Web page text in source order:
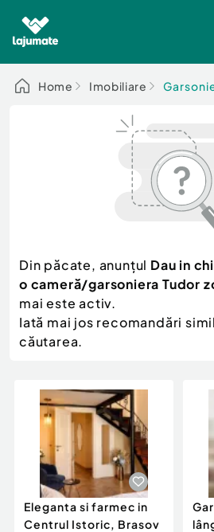
Alege categoria
Auto, moto si ambarcatiuni
Electronice si electrocasnice
Mama si copilul
Moda si frumusete
Sport, timp liber, arta
Agro si Industrie
Animale de companie
Afaceri și echipamente
Inchiriere Bunuri si Vehicule
Auto, moto si
Scutere - ATV - UTV
Autoutilitare
Ambarcatiuni
Camioane - Rulote - Remorci
Motociclete
Piese auto si accesorii
Dacia Duster
Home Imobiliare
Din păcate, anunțul Dau in
o cameră/garsoniera Tudor
mai este activ.
Iată mai jos recomandări
căutarea.
Eleganta si farmec in
Centrul Istoric, Brasov